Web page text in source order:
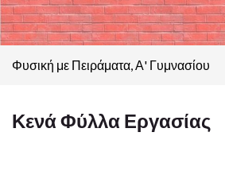
Φυσική με Πειράματα, Α' Γυμνασίου
Κενά Φύλλα Εργασίας